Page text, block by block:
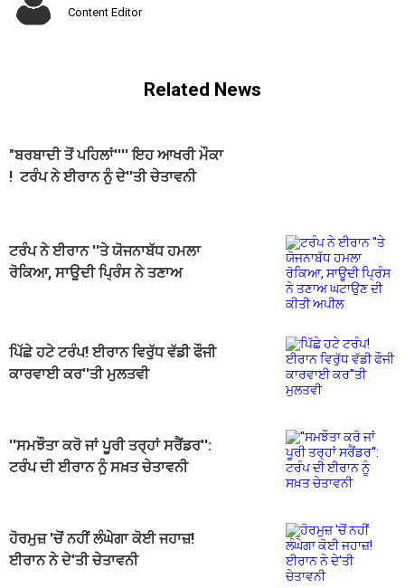
Content Editor
Related News
"ਬਰਬਾਦੀ ਤੋਂ ਪਹਿਲਾਂ'''' ਇਹ ਆਖਰੀ ਮੌਕਾ
! ਟਰੰਪ ਨੇ ਈਰਾਨ ਨੂੰ ਦੇ''ਤੀ ਚੇਤਾਵਨੀ
ਟਰੰਪ ਨੇ ਈਰਾਨ ''ਤੇ ਯੋਜਨਾਬੱਧ ਹਮਲਾ
ਰੋਕਿਆ, ਸਾਊਦੀ ਪ੍ਰਿੰਸ ਨੇ ਤਣਾਅ
ਪਿੱਛੇ ਹਟੇ ਟਰੰਪ! ਈਰਾਨ ਵਿਰੁੱਧ ਵੱਡੀ ਫੌਜੀ
ਕਾਰਵਾਈ ਕਰ''ਤੀ ਮੁਲਤਵੀ
''ਸਮਝੌਤਾ ਕਰੋ ਜਾਂ ਪੂਰੀ ਤਰ੍ਹਾਂ ਸਰੈਂਡਰ'':
ਟਰੰਪ ਦੀ ਈਰਾਨ ਨੂੰ ਸਖ਼ਤ ਚੇਤਾਵਨੀ
ਹੋਰਮੁਜ਼ 'ਚੋਂ ਨਹੀਂ ਲੰਘੇਗਾ ਕੋਈ ਜਹਾਜ਼!
ਈਰਾਨ ਨੇ ਦੇ'ਤੀ ਚੇਤਾਵਨੀ